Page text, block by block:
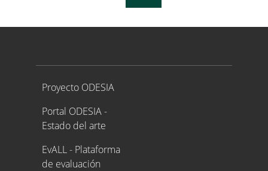
Proyecto ODESIA
Proyecto ODESIA
Portal ODESIA -
Estado del arte
EvALL - Plataforma
de evaluación